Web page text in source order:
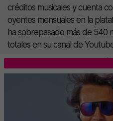
créditos musicales y cuenta
oyentes mensuales en la
ha sobrepasado más de 540
totales en su canal de